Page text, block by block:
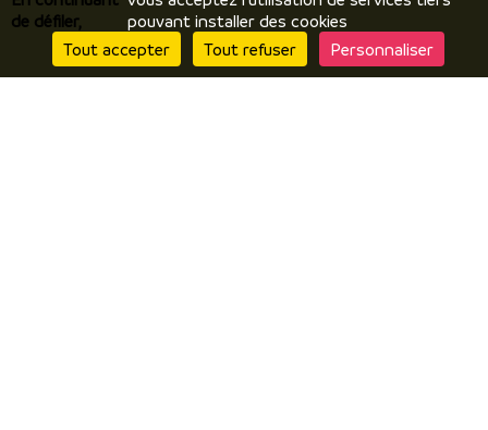
Incontournables / temps forts
Ils vous racontent / expériences
de défiler,
pouvant installer des cookies
Tout accepter
Tout refuser Personnaliser